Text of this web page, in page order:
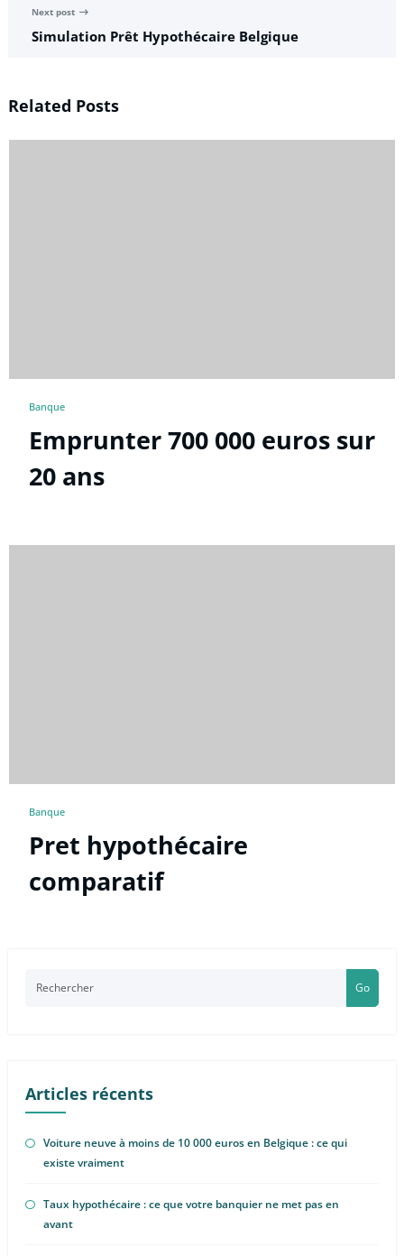
Next post
Simulation Prêt Hypothécaire Belgique
Related Posts
Banque
Emprunter 700 000 euros sur
20 ans
Banque
Pret hypothécaire
comparatif
Go
Articles récents
Voiture neuve à moins de 10 000 euros en Belgique : ce qui
existe vraiment
Taux hypothécaire : ce que votre banquier ne met pas en
avant